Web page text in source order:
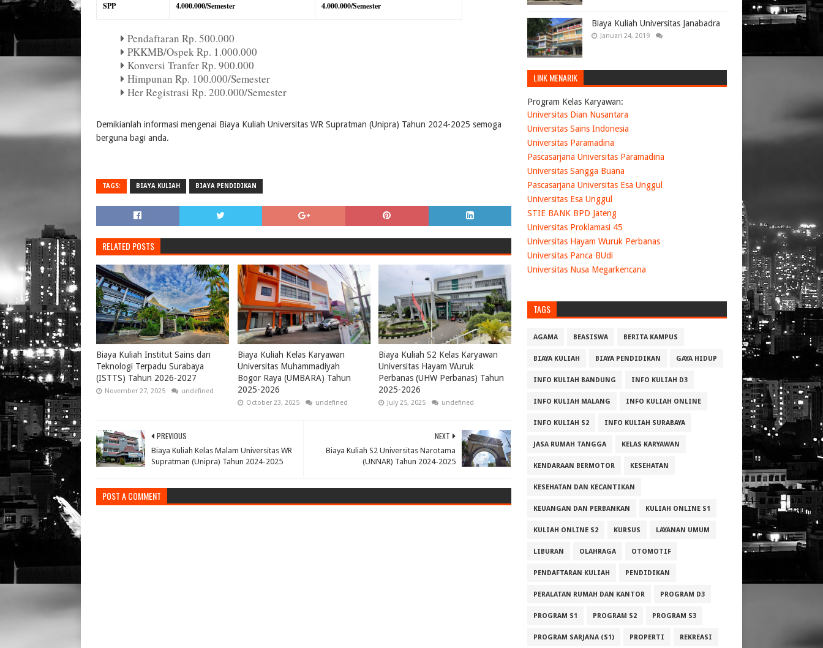
SPP 4.000.000/Semester 4.000.000/Semester
Pendaftaran Rp. 500.000
PKKMB/Ospek Rp. 1.000.000
Konversi Tranfer Rp. 900.000
Himpunan Rp. 100.000/Semester
Her Registrasi Rp. 200.000/Semester
Demikianlah informasi mengenai Biaya Kuliah Universitas WR Supratman (Unipra) Tahun 2024-2025 semoga
berguna bagi anda.
TAGS: BIAYA KULIAH BIAYA PENDIDIKAN
RELATED POSTS
Biaya Kuliah Institut Sains dan
Teknologi Terpadu Surabaya
(ISTTS) Tahun 2026-2027
November 27, 2025 undefined
Biaya Kuliah Kelas Karyawan
Universitas Muhammadiyah
Bogor Raya (UMBARA) Tahun
2025-2026
October 23, 2025 undefined
Biaya Kuliah S2 Kelas Karyawan
Universitas Hayam Wuruk
Perbanas (UHW Perbanas) Tahun
2025-2026
July 25, 2025 undefined
NEXT
Biaya Kuliah S2 Universitas Narotama
(UNNAR) Tahun 2024-2025
PREVIOUS
Biaya Kuliah Kelas Malam Universitas WR
Supratman (Unipra) Tahun 2024-2025
POST A COMMENT
Biaya Kuliah Universitas Janabadra
Januari 24, 2019
LINK MENARIK
Program Kelas Karyawan:
Universitas Dian Nusantara
Universitas Sains Indonesia
Universitas Paramadina
Pascasarjana Universitas Paramadina
Universitas Sangga Buana
Pascasarjana Universitas Esa Unggul
Universitas Esa Unggul
STIE BANK BPD Jateng
Universitas Proklamasi 45
Universitas Hayam Wuruk Perbanas
Universitas Panca BUdi
Universitas Nusa Megarkencana
TAGS
AGAMA BEASISWA BERITA KAMPUS
BIAYA KULIAH BIAYA PENDIDIKAN GAYA HIDUP
INFO KULIAH BANDUNG INFO KULIAH D3
INFO KULIAH MALANG INFO KULIAH ONLINE
INFO KULIAH S2 INFO KULIAH SURABAYA
JASA RUMAH TANGGA KELAS KARYAWAN
KENDARAAN BERMOTOR KESEHATAN
KESEHATAN DAN KECANTIKAN
KEUANGAN DAN PERBANKAN KULIAH ONLINE S1
KULIAH ONLINE S2 KURSUS LAYANAN UMUM
LIBURAN OLAHRAGA OTOMOTIF
PENDAFTARAN KULIAH PENDIDIKAN
PERALATAN RUMAH DAN KANTOR PROGRAM D3
PROGRAM S1 PROGRAM S2 PROGRAM S3
PROGRAM SARJANA (S1) PROPERTI REKREASI